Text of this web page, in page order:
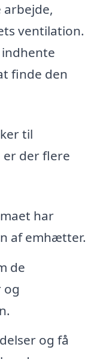
ventilation.
finde den
til
der flere
har
af emhætter.
de
og
og få